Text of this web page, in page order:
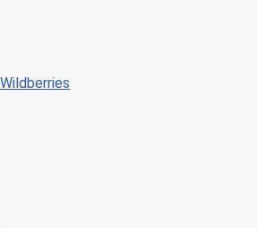
Wildberries